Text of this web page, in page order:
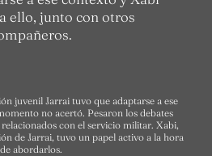
ello, junto con otros
juvenil Jarrai tuvo que adaptarse a ese
no acertó. Pesaron los debates
con el servicio militar. Xabi,
de Jarrai, tuvo un papel activo a la hora
de abordarlos.